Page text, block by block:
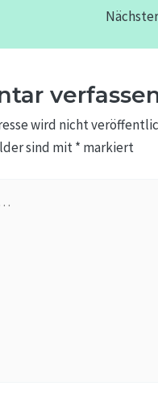
wird nicht
sind mit* markiert